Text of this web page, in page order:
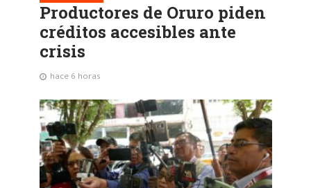
Productores de Oruro piden
créditos accesibles ante
crisis
hace 6 horas